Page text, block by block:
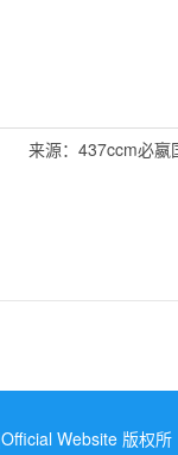
来源：437ccm必嬴
Website 版权所